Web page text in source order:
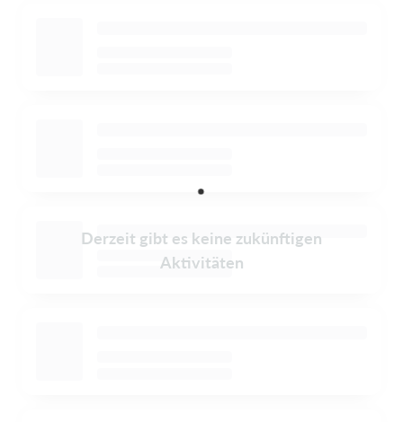
Derzeit gibt es keine zukünftigen
Aktivitäten